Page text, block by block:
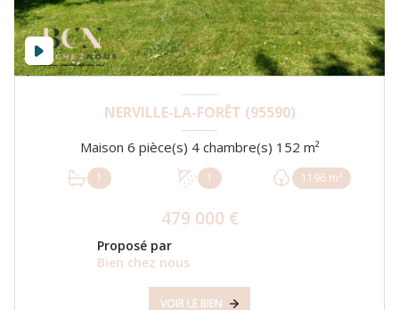
NERVILLE-LA-FORÊT (95590)
Maison 6 pièce(s) 4 chambre(s) 152 m²
1 1 1196 m²
479 000 €
Proposé par
Bien chez nous
VOIR LE BIEN